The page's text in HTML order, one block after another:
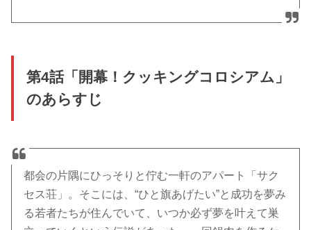
第4話「開幕！クッキングコロシアム」
のあらすじ
都会の片隅にひっそりと佇む一軒のアパート「サク
セス荘」。そこには、“ひと旗あげたい”と成功を夢み
る若者たちが住んでいて、いつか必ず夢を叶えて巣